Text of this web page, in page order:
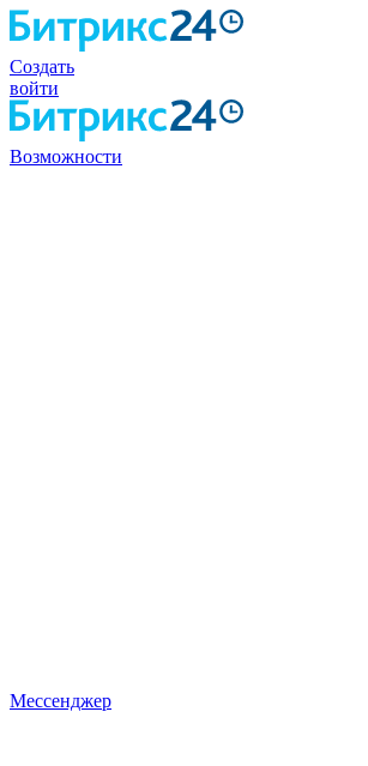
Создать
войти
Возможности
Мессенджер